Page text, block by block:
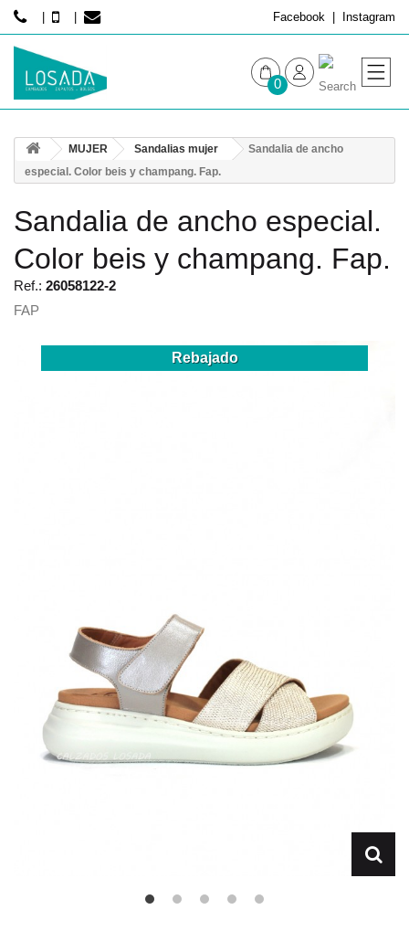
Facebook Instagram
0
HOMBRE
MUJER Sandalias mujer
Sandalia de ancho
especial. Color beis y champang. Fap.
Sandalia de ancho especial.
Color beis y champang. Fap.
Ref.: 26058122-2
FAP
Rebajado